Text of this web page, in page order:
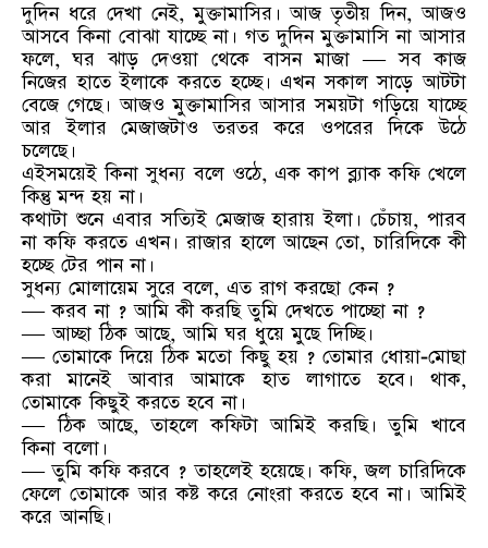
দুদিন ধরে দেখা নেই, মুক্তামাসির। আজ তৃতীয় দিন, আজও
আসবে কিনা বোঝা যাচ্ছে না। গত দুদিন মুক্তামাসি না আসার
ফলে, ঘর ঝাড় দেওয়া থেকে বাসন মাজা — সব কাজ
নিজের হাতে ইলাকে করতে হচ্ছে। এখন সকাল সাড়ে আটটা
বেজে গেছে। আজও মুক্তামাসির আসার সময়টা গড়িয়ে যাচ্ছে
আর ইলার মেজাজটাও তরতর করে ওপরের দিকে উঠে
চলেছে।
এইসময়েই কিনা সুধন্য বলে ওঠে, এক কাপ ব্ল্যাক কফি খেলে
কিন্তু মন্দ হয় না।
কথাটা শুনে এবার সত্যিই মেজাজ হারায় ইলা। চেঁচায়, পারব
না কফি করতে এখন। রাজার হালে আছেন তো, চারিদিকে কী
হচ্ছে টের পান না।
সুধন্য মোলায়েম সুরে বলে, এত রাগ করছো কেন ?
— করব না ? আমি কী করছি তুমি দেখতে পাচ্ছো না ?
— আচ্ছা ঠিক আছে, আমি ঘর ধুয়ে মুছে দিচ্ছি।
— তোমাকে দিয়ে ঠিক মতো কিছু হয় ? তোমার ধোয়া-মোছা
করা মানেই আবার আমাকে হাত লাগাতে হবে। থাক,
তোমাকে কিছুই করতে হবে না।
— ঠিক আছে, তাহলে কফিটা আমিই করছি। তুমি খাবে
কিনা বলো।
— তুমি কফি করবে ? তাহলেই হয়েছে। কফি, জল চারিদিকে
ফেলে তোমাকে আর কষ্ট করে নোংরা করতে হবে না। আমিই
করে আনছি।